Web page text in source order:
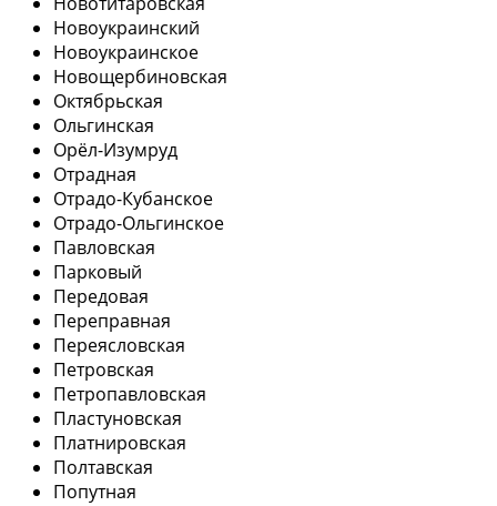
Новоукраинский
Новоукраинское
Новощербиновская
Октябрьская
Ольгинская
Орёл-Изумруд
Отрадная
Отрадо-Кубанское
Отрадо-Ольгинское
Павловская
Парковый
Передовая
Переправная
Переясловская
Петровская
Петропавловская
Пластуновская
Платнировская
Полтавская
Попутная